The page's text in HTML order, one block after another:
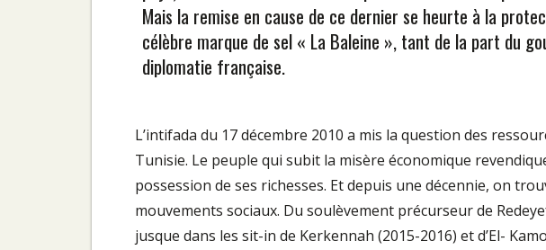
Mais la remise en cause de ce dernier se heurte à la
célèbre marque de sel « La Baleine », tant de la part du
diplomatie française.
L’intifada du 17 décembre 2010 a mis la question des
Tunisie. Le peuple qui subit la misère économique
pos­session de ses richesses. Et depuis une dé­cennie, on
mouvements sociaux. Du soulèvement précurseur de
jusque dans les sit­-in de Kerkennah (2015­-2016) et d’El-